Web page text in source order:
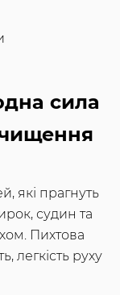
сила
які прагнуть
судин та
Пихтова
легкість руху